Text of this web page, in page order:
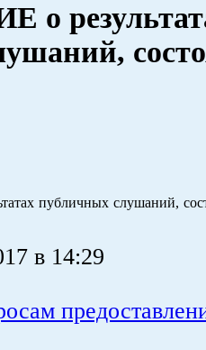
публичных слушаний,
в 14:29